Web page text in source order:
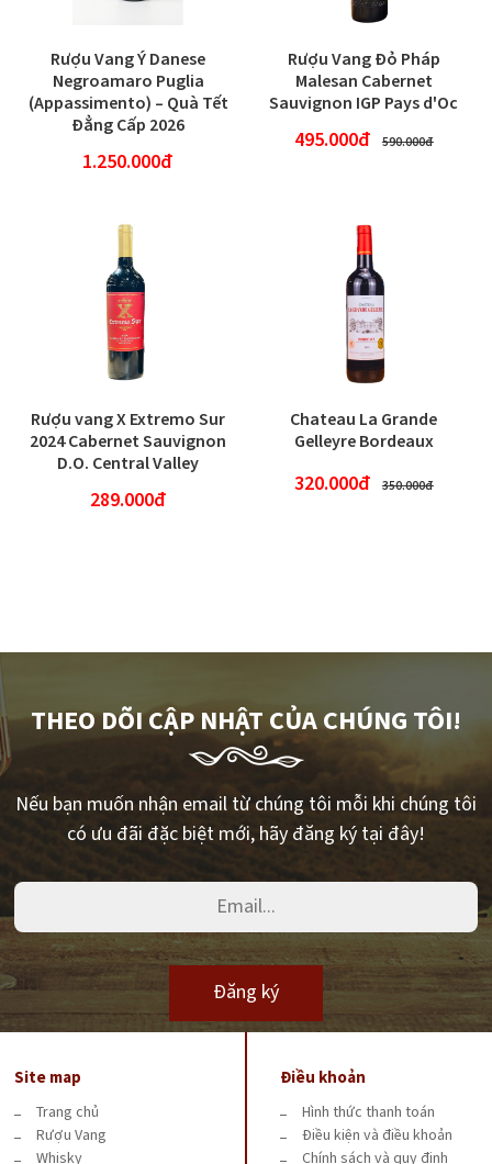
Rượu Vang Ý Danese
Negroamaro Puglia
(Appassimento) – Quà Tết
Đẳng Cấp 2026
1.250.000đ
Rượu Vang Đỏ Pháp
Malesan Cabernet
Sauvignon IGP Pays d'Oc
495.000đ 590.000đ
Rượu vang X Extremo Sur
2024 Cabernet Sauvignon
D.O. Central Valley
289.000đ
Chateau La Grande
Gelleyre Bordeaux
320.000đ 350.000đ
THEO DÕI CẬP NHẬT CỦA CHÚNG TÔI!
Nếu bạn muốn nhận email từ chúng tôi mỗi khi chúng tôi
có ưu đãi đặc biệt mới, hãy đăng ký tại đây!
Đăng ký
Site map
Trang chủ
Rượu Vang
Whisky
Điều khoản
Hình thức thanh toán
Điều kiện và điều khoản
Chính sách và quy định